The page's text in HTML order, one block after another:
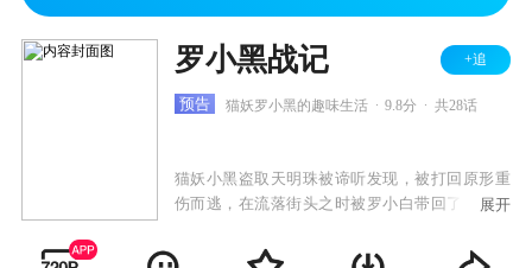
罗小黑战记 +追
预告 猫妖罗小黑的趣味生活 9.8分 共28话
猫妖小黑盗取天明珠被谛听发现，被打回原形重
伤而逃，在流落街头之时被罗小白带回了家，起
白自己要暂时离开去完成师父交给自己的任务。
展开